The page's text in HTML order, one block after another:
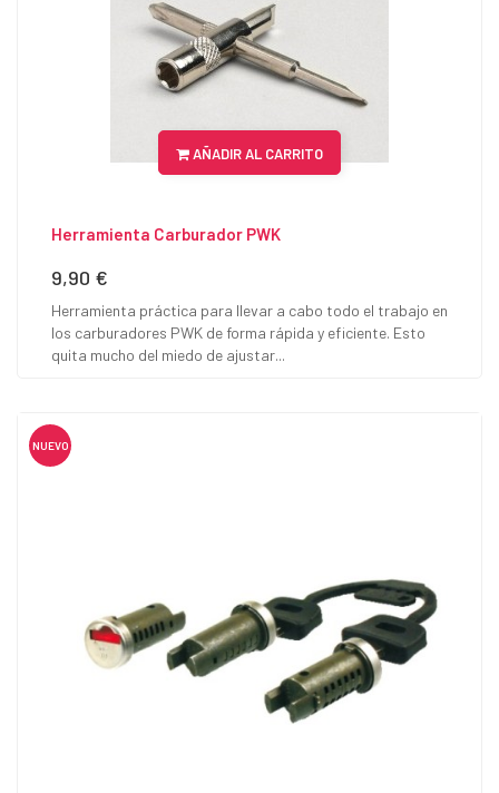
AÑADIR AL CARRITO
Herramienta Carburador PWK
Precio
9,90 €
Herramienta práctica para llevar a cabo todo el trabajo en
los carburadores PWK de forma rápida y eficiente. Esto
quita mucho del miedo de ajustar...
NUEVO